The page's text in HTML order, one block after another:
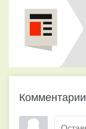
Комментарии